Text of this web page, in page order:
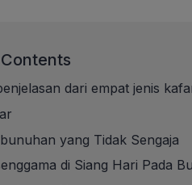
dari empat jenis
yang Tidak Sengaja
di Siang Hari Pada